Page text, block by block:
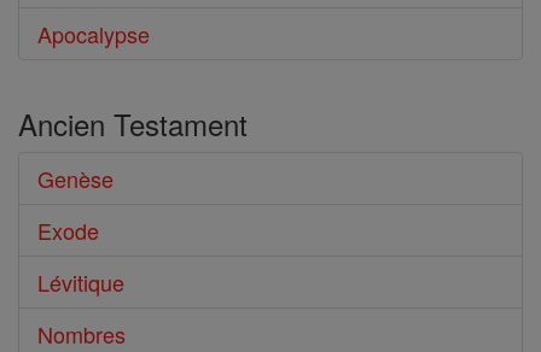
Apocalypse
Ancien Testament
Genèse
Exode
Lévitique
Nombres